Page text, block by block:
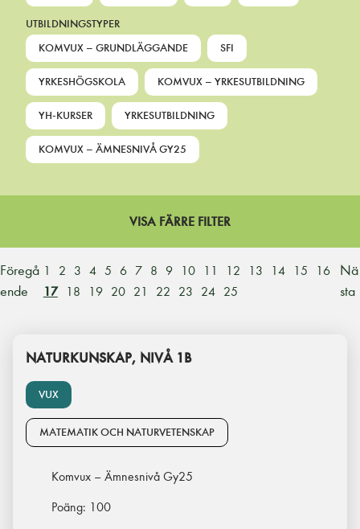
UTBILDNINGSTYPER
KOMVUX – GRUNDLÄGGANDE
SFI
YRKESHÖGSKOLA KOMVUX – YRKESUTBILDNING
YH-KURSER YRKESUTBILDNING
KOMVUX – ÄMNESNIVÅ GY25
VISA FÄRRE FILTER
Föregå
ende
1 2 3 4 5 6 7 8 9 10 11 12 13 14 15
16
17
18 19 20 21 22 23 24 25
Nä
sta
VUX
NATURKUNSKAP, NIVÅ 1B
MATEMATIK OCH NATURVETENSKAP
Komvux – Ämnesnivå Gy25
Poäng: 100